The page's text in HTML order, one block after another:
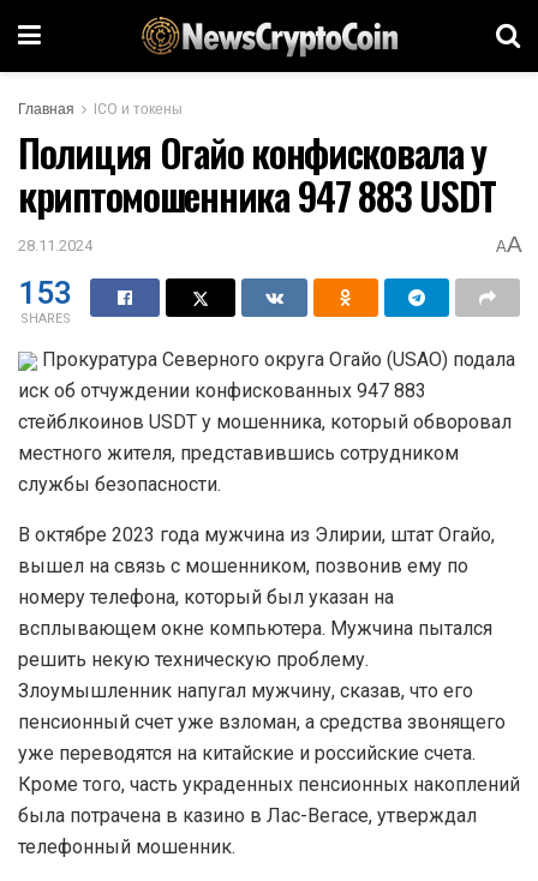
Главная ICO и токены
Полиция Огайо конфисковала у
криптомошенника 947 883 USDT
28.11.2024 AA
153
SHARES
Прокуратура Северного округа Огайо (USAO) подала
иск об отчуждении конфискованных 947 883
стейблкоинов USDT у мошенника, который обворовал
местного жителя, представившись сотрудником
службы безопасности.
В октябре 2023 года мужчина из Элирии, штат Огайо,
вышел на связь с мошенником, позвонив ему по
номеру телефона, который был указан на
всплывающем окне компьютера. Мужчина пытался
решить некую техническую проблему.
Злоумышленник напугал мужчину, сказав, что его
пенсионный счет уже взломан, а средства звонящего
уже переводятся на китайские и российские счета.
Кроме того, часть украденных пенсионных накоплений
была потрачена в казино в Лас-Вегасе, утверждал
телефонный мошенник.